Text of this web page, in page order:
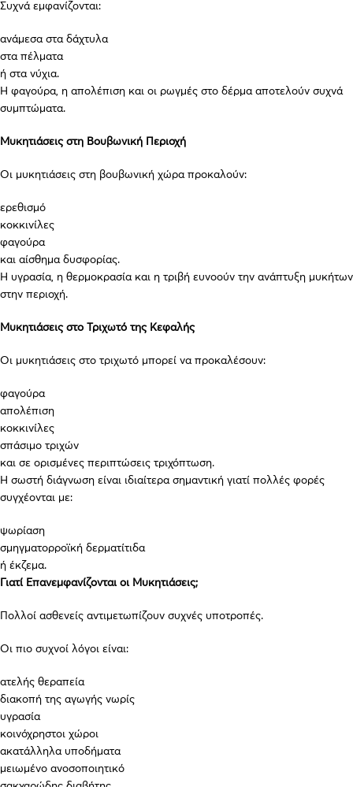
Συχνά εμφανίζονται:
ανάμεσα στα δάχτυλα
στα πέλματα
ή στα νύχια.
Η φαγούρα, η απολέπιση και οι ρωγμές στο δέρμα αποτελούν συχνά
συμπτώματα.
Μυκητιάσεις στη Βουβωνική Περιοχή
Οι μυκητιάσεις στη βουβωνική χώρα προκαλούν:
ερεθισμό
κοκκινίλες
φαγούρα
και αίσθημα δυσφορίας.
Η υγρασία, η θερμοκρασία και η τριβή ευνοούν την ανάπτυξη μυκήτων
στην περιοχή.
Μυκητιάσεις στο Τριχωτό της Κεφαλής
Οι μυκητιάσεις στο τριχωτό μπορεί να προκαλέσουν:
φαγούρα
απολέπιση
κοκκινίλες
σπάσιμο τριχών
και σε ορισμένες περιπτώσεις τριχόπτωση.
Η σωστή διάγνωση είναι ιδιαίτερα σημαντική γιατί πολλές φορές
συγχέονται με:
ψωρίαση
σμηγματορροϊκή δερματίτιδα
ή έκζεμα.
Γιατί Επανεμφανίζονται οι Μυκητιάσεις;
Πολλοί ασθενείς αντιμετωπίζουν συχνές υποτροπές.
Οι πιο συχνοί λόγοι είναι:
ατελής θεραπεία
διακοπή της αγωγής νωρίς
υγρασία
κοινόχρηστοι χώροι
ακατάλληλα υποδήματα
μειωμένο ανοσοποιητικό